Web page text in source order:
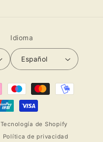
Idioma
Español
Tecnología de Shopify
Política de privacidad